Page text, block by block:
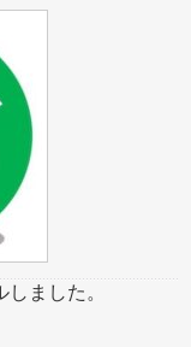
ました。